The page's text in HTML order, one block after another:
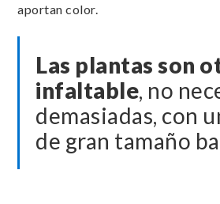
aportan color.
Las plantas son
infaltable, no
demasiadas, con
de gran tamaño